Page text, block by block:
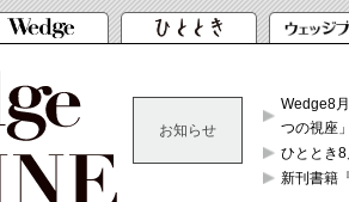
お知らせ
Wedge8
つの視座」
ひととき
新刊書籍